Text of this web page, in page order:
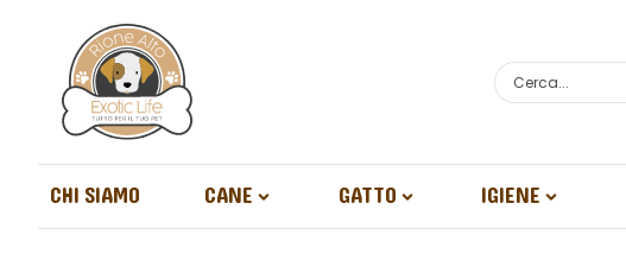
CHI SIAMO CANE GATTO IGIENE